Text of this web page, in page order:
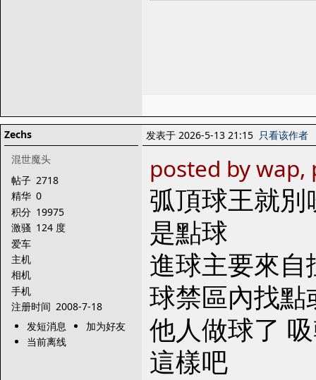
Zechs
混世魔头
帖子 2718
精华 0
积分 19975
激骚 124 度
爱车
主机
相机
手机
注册时间 2008-7-18
发短消息
加为好友
当前离线
发表于 2026-5-13 21:15 只看该作者
posted by
弧頂球王就
是點球
進球主要來
球禁區內找
他人做球了
這樣吧